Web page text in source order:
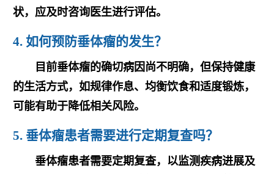
状，应及时咨询医生进行评估。
4. 如何预防垂体瘤的发生？
目前垂体瘤的确切病因尚不明确，但保持健康
的生活方式，如规律作息、均衡饮食和适度锻炼，
可能有助于降低相关风险。
5. 垂体瘤患者需要进行定期复查吗？
垂体瘤患者需要定期复查，以监测疾病进展及